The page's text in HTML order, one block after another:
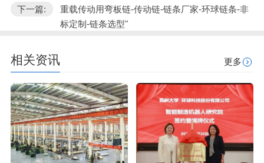
下一篇:
重载传动用弯板链-传动链-链条厂家-环球链条-非
标定制-链条选型"
相关资讯 更多